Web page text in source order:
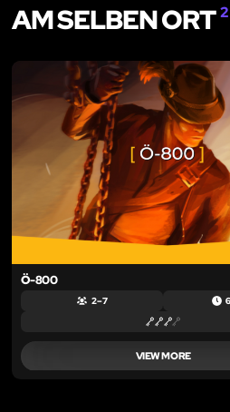
AM SELBEN ORT2
Ö-800
2 – 7
VIEW MORE